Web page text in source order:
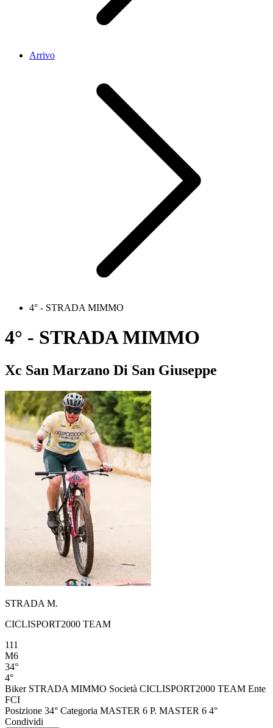
Arrivo
4° - STRADA MIMMO
4° - STRADA MIMMO
Xc San Marzano Di San Giuseppe
STRADA M.
CICLISPORT2000 TEAM
111
M6
34°
4°
Biker STRADA MIMMO Società CICLISPORT2000 TEAM Ente
FCI
Posizione 34° Categoria MASTER 6 P. MASTER 6 4°
Condividi